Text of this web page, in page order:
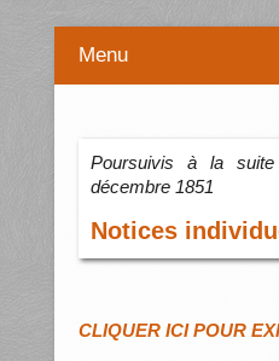
Menu
Poursuivis à la
décembre 1851
Notices
CLIQUER ICI POUR